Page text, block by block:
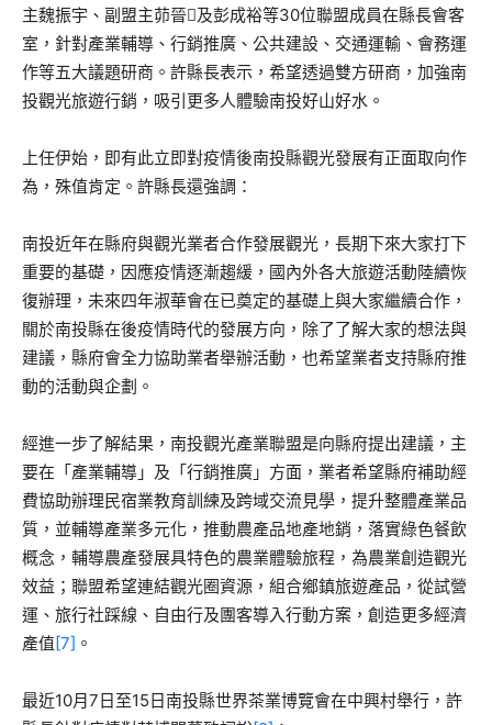
主魏振宇、副盟主茆晉𣉚及彭成裕等30位聯盟成員在縣長會客
室，針對產業輔導、行銷推廣、公共建設、交通運輸、會務運
作等五大議題研商。許縣長表示，希望透過雙方研商，加強南
投觀光旅遊行銷，吸引更多人體驗南投好山好水。
上任伊始，即有此立即對疫情後南投縣觀光發展有正面取向作
為，殊值肯定。許縣長還強調：
南投近年在縣府與觀光業者合作發展觀光，長期下來大家打下
重要的基礎，因應疫情逐漸趨緩，國內外各大旅遊活動陸續恢
復辦理，未來四年淑華會在已奠定的基礎上與大家繼續合作，
關於南投縣在後疫情時代的發展方向，除了了解大家的想法與
建議，縣府會全力協助業者舉辦活動，也希望業者支持縣府推
動的活動與企劃。
經進一步了解結果，南投觀光產業聯盟是向縣府提出建議，主
要在「產業輔導」及「行銷推廣」方面，業者希望縣府補助經
費協助辦理民宿業教育訓練及跨域交流見學，提升整體產業品
質，並輔導產業多元化，推動農產品地產地銷，落實綠色餐飲
概念，輔導農產發展具特色的農業體驗旅程，為農業創造觀光
效益；聯盟希望連結觀光圈資源，組合鄉鎮旅遊產品，從試營
運、旅行社踩線、自由行及團客導入行動方案，創造更多經濟
產值[7] 。
最近10月7日至15日南投縣世界茶業博覽會在中興村舉行，許